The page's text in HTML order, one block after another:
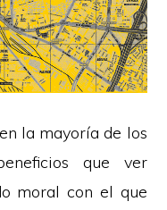
la mayoría de los
que ver
moral con el que